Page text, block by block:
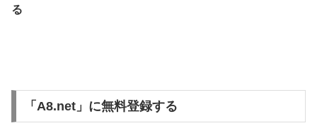
る
「A8.net」に無料登録する